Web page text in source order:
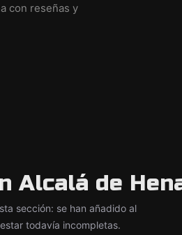
con reseñas y
Alcalá de
sección: se han añadido al
todavía incompletas.